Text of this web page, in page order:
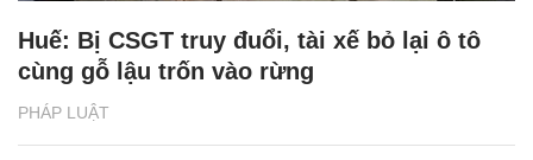
PHÁP LUẬT
Huế: Bị CSGT truy đuổi, tài xế bỏ lại ô tô
cùng gỗ lậu trốn vào rừng